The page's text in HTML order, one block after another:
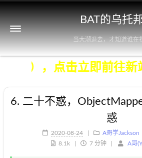
BAT的乌托
当大潮退去，才知道谁在
（不再维护），点击立即
6. 二十不惑，
惑
2020-08-24 A哥学Jackson
8.1k
7 分钟 A哥